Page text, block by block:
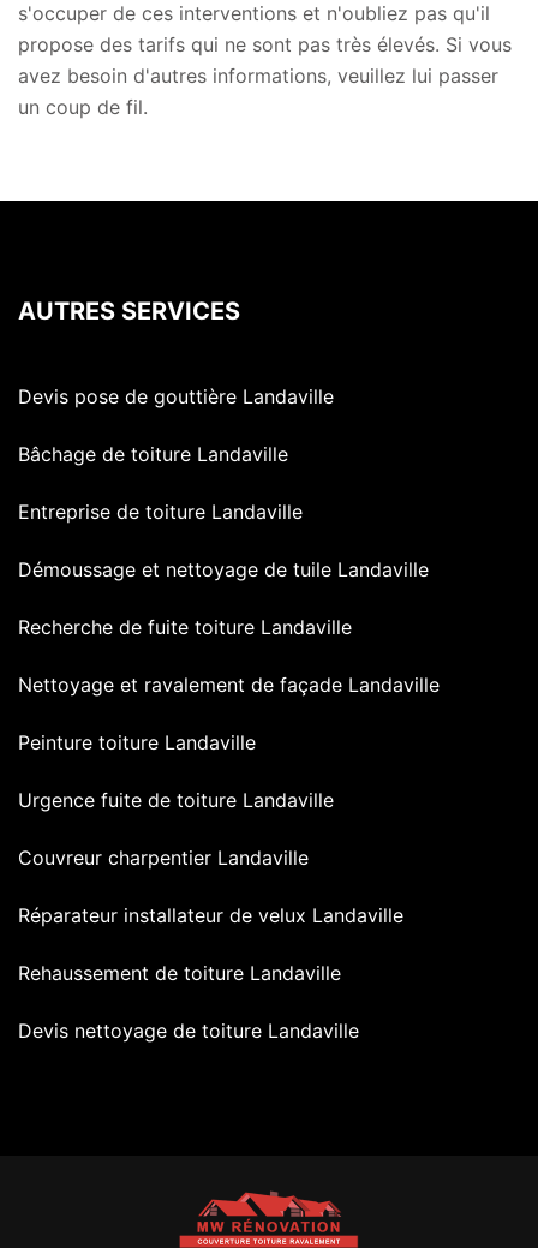
s'occuper de ces interventions et n'oubliez pas qu'il
propose des tarifs qui ne sont pas très élevés. Si vous
avez besoin d'autres informations, veuillez lui passer
un coup de fil.
AUTRES SERVICES
Devis pose de gouttière Landaville
Bâchage de toiture Landaville
Entreprise de toiture Landaville
Démoussage et nettoyage de tuile Landaville
Recherche de fuite toiture Landaville
Nettoyage et ravalement de façade Landaville
Peinture toiture Landaville
Urgence fuite de toiture Landaville
Couvreur charpentier Landaville
Réparateur installateur de velux Landaville
Rehaussement de toiture Landaville
Devis nettoyage de toiture Landaville